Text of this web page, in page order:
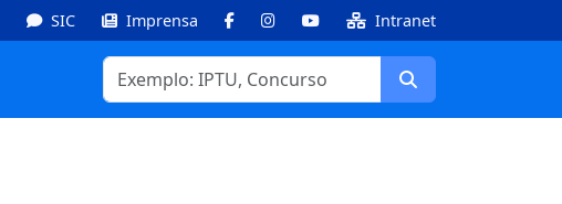
SIC Imprensa FacebookInstagramYoutube Intranet
Buscar